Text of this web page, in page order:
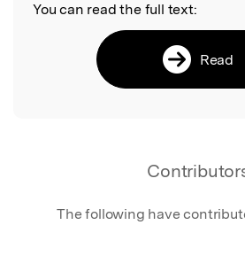
You can read the full text:
Read
The following have